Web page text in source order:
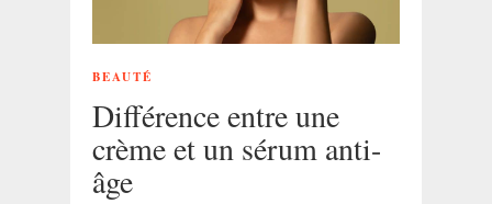
BEAUTÉ
Différence entre une
crème et un sérum anti-
âge